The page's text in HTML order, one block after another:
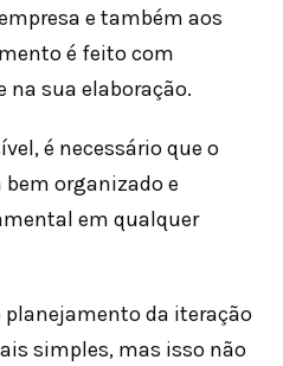
e também aos
é feito com
na sua elaboração.
é necessário que o
organizado e
em qualquer
planejamento da iteração
simples, mas isso não